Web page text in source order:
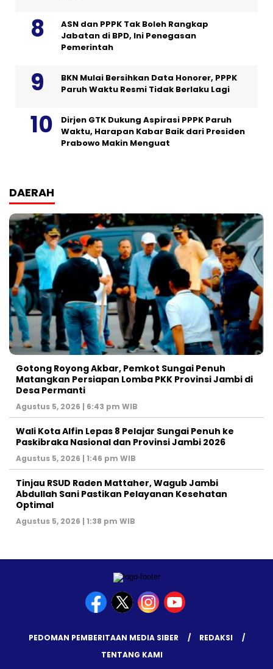
ASN dan PPPK Tak Boleh Rangkap
Jabatan di BPD, Ini Penegasan
Pemerintah
BKN Mulai Bersihkan Data Honorer, PPPK
Paruh Waktu Resmi Tidak Berlaku Lagi
Dirjen GTK Dukung Aspirasi PPPK Paruh
Waktu, Harapan Kabar Baik dari Presiden
Prabowo Makin Menguat
DAERAH
Gotong Royong Akbar, Pemkot Sungai Penuh
Matangkan Persiapan Lomba PKK Provinsi Jambi di
Desa Permanti
Agustus 5, 2026 | 6:43 pm WIB
Wali Kota Alfin Lepas 8 Pelajar Sungai Penuh ke
Paskibraka Nasional dan Provinsi Jambi 2026
Agustus 5, 2026 | 1:46 pm WIB
Tinjau RSUD Raden Mattaher, Wagub Jambi
Abdullah Sani Pastikan Pelayanan Kesehatan
Optimal
Agustus 5, 2026 | 1:38 pm WIB
PEDOMAN PEMBERITAAN MEDIA SIBER
REDAKSI
TENTANG KAMI